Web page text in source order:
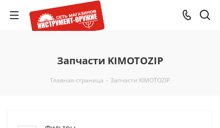
Запчасти KIMOTOZIP
Главная страница - Запчасти KIMOTOZIP